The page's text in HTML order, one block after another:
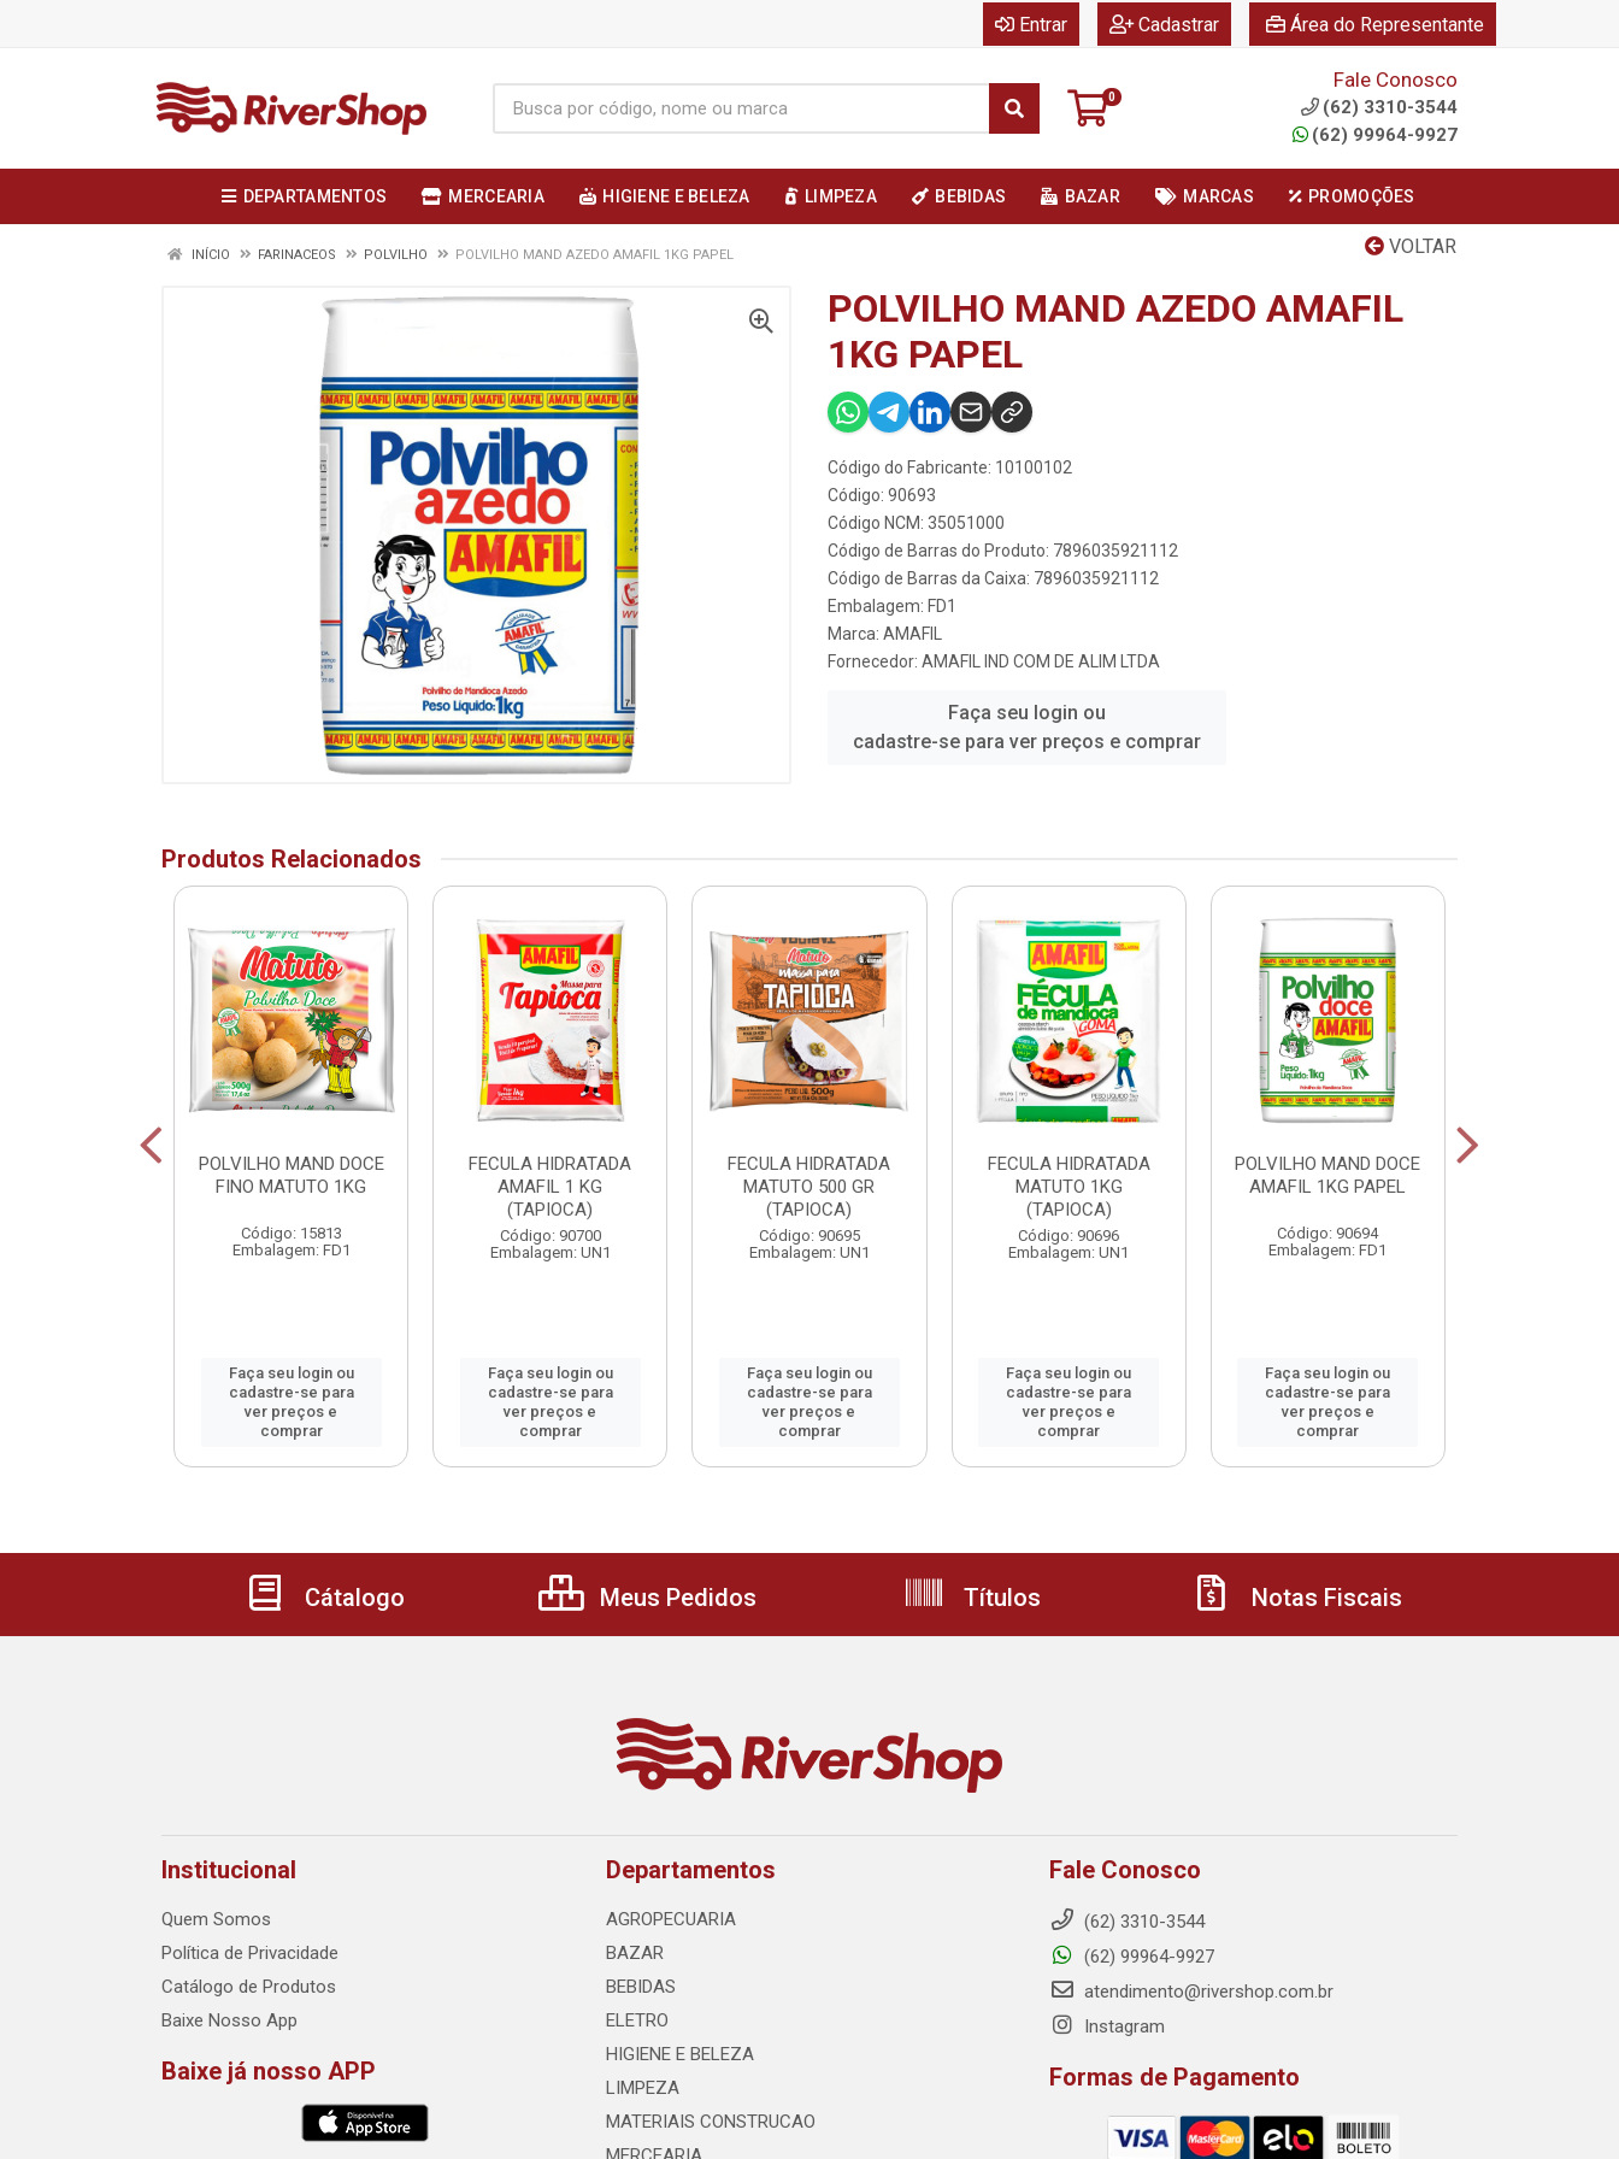
Entrar Cadastrar Área do Representante
0
Fale Conosco
(62) 3310-3544
(62) 99964-9927
DEPARTAMENTOS MERCEARIA HIGIENE E BELEZA LIMPEZA BEBIDAS BAZAR MARCAS PROMOÇÕES
VOLTAR
INÍCIO FARINACEOS POLVILHO POLVILHO MAND AZEDO AMAFIL 1KG PAPEL
POLVILHO MAND AZEDO AMAFIL
1KG PAPEL
Código do Fabricante: 10100102
Código: 90693
Código NCM: 35051000
Código de Barras do Produto: 7896035921112
Código de Barras da Caixa: 7896035921112
Embalagem: FD1
Marca: AMAFIL
Fornecedor: AMAFIL IND COM DE ALIM LTDA
Faça seu login ou
cadastre-se para ver preços e comprar
Produtos Relacionados
POLVILHO MAND DOCE
FINO MATUTO 1KG
Código: 15813
Embalagem: FD1
Faça seu login ou
cadastre-se para
ver preços e
comprar
FECULA HIDRATADA
AMAFIL 1 KG
(TAPIOCA)
Código: 90700
Embalagem: UN1
Faça seu login ou
cadastre-se para
ver preços e
comprar
FECULA HIDRATADA
MATUTO 500 GR
(TAPIOCA)
Código: 90695
Embalagem: UN1
Faça seu login ou
cadastre-se para
ver preços e
comprar
FECULA HIDRATADA
MATUTO 1KG
(TAPIOCA)
Código: 90696
Embalagem: UN1
Faça seu login ou
cadastre-se para
ver preços e
comprar
POLVILHO MAND DOCE
AMAFIL 1KG PAPEL
Código: 90694
Embalagem: FD1
Faça seu login ou
cadastre-se para
ver preços e
comprar
Cátalogo Meus Pedidos Títulos Notas Fiscais
Institucional
Quem Somos
Política de Privacidade
Catálogo de Produtos
Baixe Nosso App
Baixe já nosso APP
Departamentos
AGROPECUARIA
BAZAR
BEBIDAS
ELETRO
HIGIENE E BELEZA
LIMPEZA
MATERIAIS CONSTRUCAO
Fale Conosco
(62) 3310-3544
(62) 99964-9927
atendimento@rivershop.com.br
Instagram
Formas de Pagamento